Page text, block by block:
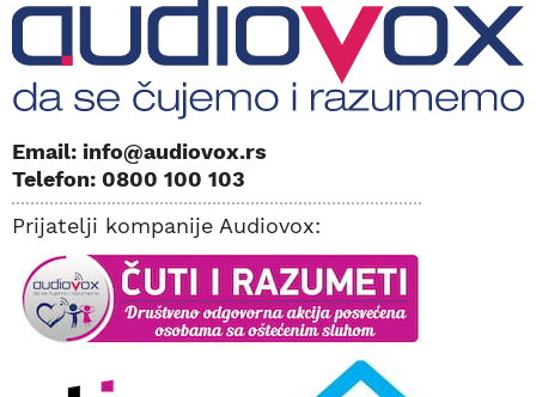
Email: info@audiovox.rs
Telefon: 0800 100 103
Prijatelji kompanije Audiovox: